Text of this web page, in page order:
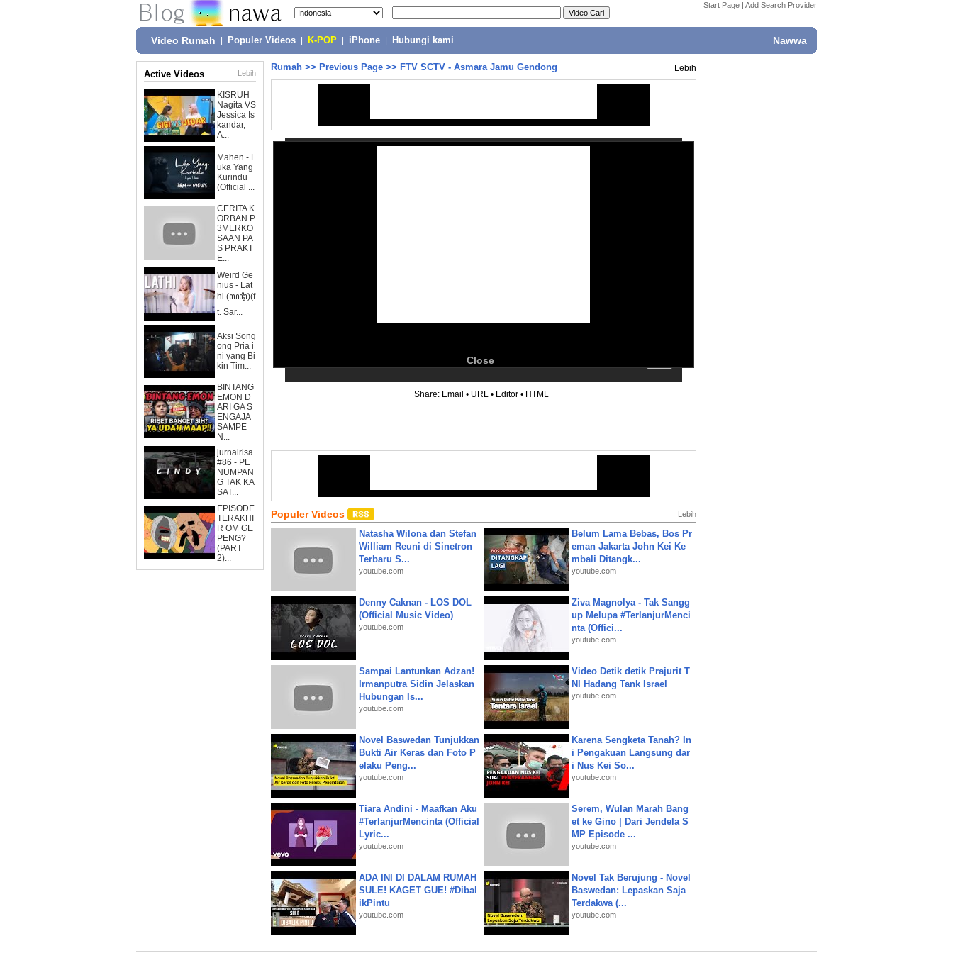
Start Page | Add Search Provider
Video Rumah Populer Videos K-POP iPhone Hubungi kami Nawwa
Active Videos Lebih
KISRUH
Nagita VS
Jessica Is
kandar,
A...
Mahen - L
uka Yang
Kurindu
(Official ...
CERITA K
ORBAN P
3MERKO
SAAN PA
S PRAKT
E...
Weird Ge
nius - Lat
hi (ꦭꦛꦶ)(f
t. Sar...
Aksi Song
ong Pria i
ni yang Bi
kin Tim...
BINTANG
EMON D
ARI GA S
ENGAJA
SAMPE
N...
jurnalrisa
#86 - PE
NUMPAN
G TAK KA
SAT...
EPISODE
TERAKHI
R OM GE
PENG?
(PART
2)...
Rumah >> Previous Page >> FTV SCTV - Asmara Jamu Gendong Lebih
Close
Share: Email • URL • Editor • HTML
Populer Videos Lebih
Natasha Wilona dan Stefan
William Reuni di Sinetron
Terbaru S...
youtube.com
Belum Lama Bebas, Bos Pr
eman Jakarta John Kei Ke
mbali Ditangk...
youtube.com
Denny Caknan - LOS DOL
(Official Music Video)
youtube.com
Ziva Magnolya - Tak Sangg
up Melupa #TerlanjurMenci
nta (Offici...
youtube.com
Sampai Lantunkan Adzan!
Irmanputra Sidin Jelaskan
Hubungan Is...
youtube.com
Video Detik detik Prajurit T
NI Hadang Tank Israel
youtube.com
Novel Baswedan Tunjukkan
Bukti Air Keras dan Foto P
elaku Peng...
youtube.com
Karena Sengketa Tanah? In
i Pengakuan Langsung dar
i Nus Kei So...
youtube.com
Tiara Andini - Maafkan Aku
#TerlanjurMencinta (Official
Lyric...
youtube.com
Serem, Wulan Marah Bang
et ke Gino | Dari Jendela S
MP Episode ...
youtube.com
ADA INI DI DALAM RUMAH
SULE! KAGET GUE! #Dibal
ikPintu
youtube.com
Novel Tak Berujung - Novel
Baswedan: Lepaskan Saja
Terdakwa (...
youtube.com